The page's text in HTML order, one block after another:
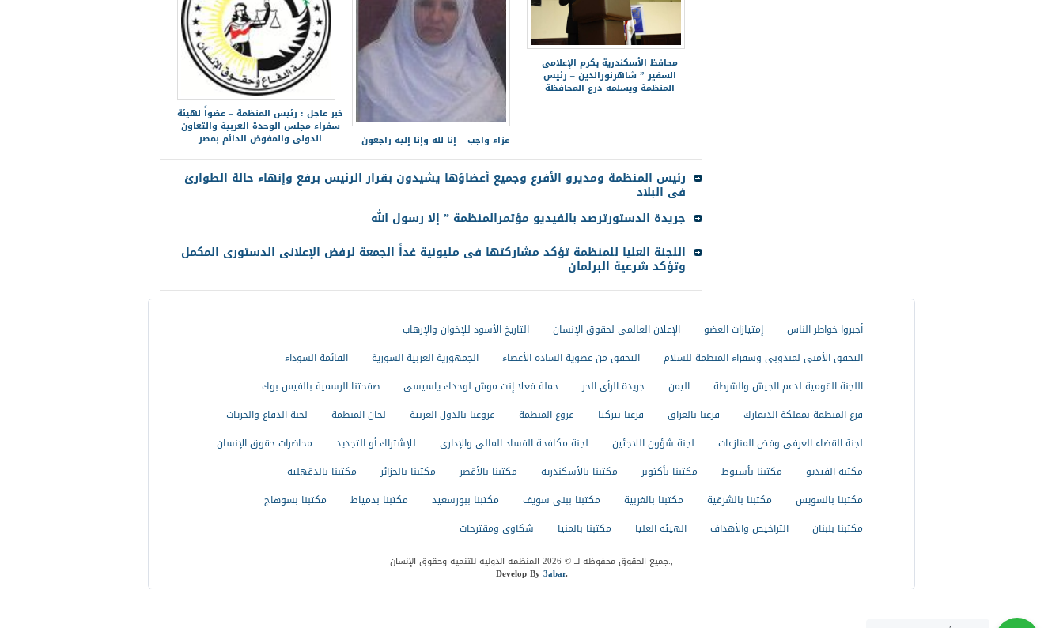
محافظ الأسكندرية يكرم الإعلامى
السفير ” شاهرنورالدين – رئيس
المنظمة ويسلمه درع المحافظة
عزاء واجب – إنا لله وإنا إليه راجعون
خبر عاجل : رئيس المنظمة – عضواً لهيئة
سفراء مجلس الوحدة العربية والتعاون
الدولى والمفوض الدائم بمصر
رئيس المنظمة ومديرو الأفرع وجميع أعضاؤها يشيدون بقرار الرئيس برفع وإنهاء حالة الطوارئ
فى البلاد
جريدة الدستورترصد بالفيديو مؤتمرالمنظمة ” إلا رسول الله
اللجنة العليا للمنظمة تؤكد مشاركتها فى مليونية غداً الجمعة لرفض الإعلانى الدستورى المكمل
وتؤكد شرعية البرلمان
أجبروا خواطر الناس إمتيازات العضو الإعلان العالمى لحقوق الإنسان
التاريخ الأسود للإخوان والإرهاب
التحقق الأمنى لمندوبى وسفراء المنظمة للسلام
التحقق من عضوية السادة الأعضاء الجمهورية العربية السورية
القائمة السوداء
اللجنة القومية لدعم الجيش والشرطة
اليمن جريدة الرأي الحر حملة فعلا إنت موش لوحدك ياسيسى
صفحتنا الرسمية بالفيس بوك
فرع المنظمة بمملكة الدنمارك
فرعنا بالعراق فرعنا بتركيا فروع المنظمة فروعنا بالدول العربية لجان المنظمة
لجنة الدفاع والحريات
لجنة القضاء العرفى وفض المنازعات
لجنة شؤون اللاجئين لجنة مكافحة الفساد المالى والإدارى للإشتراك أو التجديد
محاضرات حقوق الإنسان
مكتبة الفيديو
مكتبنا بأسيوط مكتبنا بأكتوبر مكتبنا بالأسكندرية مكتبنا بالأقصر مكتبنا بالجزائر
مكتبنا بالدقهلية
مكتبنا بالسويس
مكتبنا بالشرقية مكتبنا بالغربية مكتبنا ببنى سويف مكتبنا ببورسعيد مكتبنا بدمياط
مكتبنا بسوهاج
مكتبنا بلبنان
التراخيص والأهداف الهيئة العليا مكتبنا بالمنيا شكاوى ومقترحات
جميع الحقوق محفوظة لــ © 2026 المنظمة الدولية للتنمية وحقوق الإنسان.,
Develop By3abar.